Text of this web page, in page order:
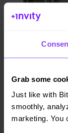
Grab some
Just like with
smoothly,
marketing. You